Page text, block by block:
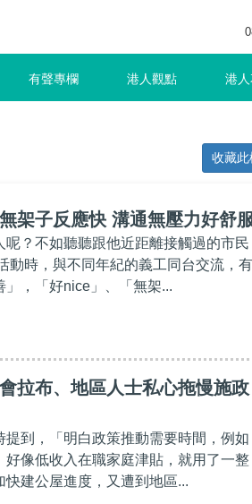
有聲專欄 港人觀點 港
收藏此
架子反應快 溝通無壓力好舒
？不如聽聽跟他近距離接觸過的市民
動時，與不同年紀的義工同台交流，有
，「好nice」、「無架...
拉布、地區人士私心拖慢施政
到，「明白政策推動需要時間，例如
像低收入在職家庭津貼，就用了一整
建公屋進度，又遭到地區...